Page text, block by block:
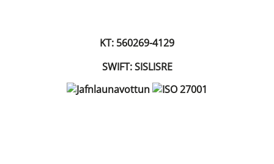
KT: 560269-4129
SWIFT: SISLISRE